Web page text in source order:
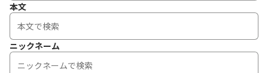
本文
ニックネーム